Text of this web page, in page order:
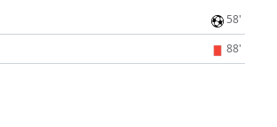
58'
88'